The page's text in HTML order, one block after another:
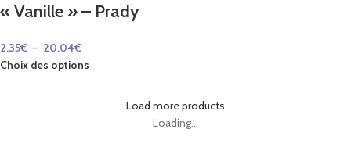
« Vanille » – Prady
2.35€ – 20.04€
Choix des options
Load more products
Loading...